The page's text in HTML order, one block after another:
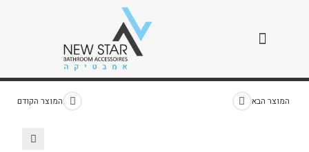
מדף מגבות SL
המוצר הקודם המוצר הבא